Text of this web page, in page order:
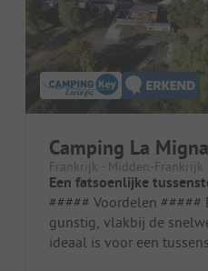
Camping La
Frankrijk - Midden-Frankrijk
Een fatsoenlijke
##### Voordelen ##### De locatie is
gunstig, vlakbij de
ideaal is voor een